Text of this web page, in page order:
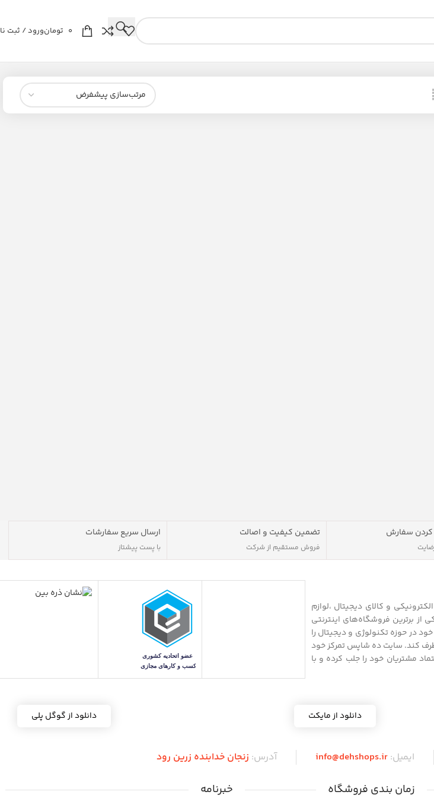
0 تومانورود / ثبت
کردن سفارش تضمین کیفیت و اصالت
فروش مستقیم از شرکت
ارسال سریع سفارشات
با پست پیشتاز
و کالای دیجیتال ،لوازم
برترین فروشگاه‌های اینترنتی
در حوزه تکنولوژی و دیجیتال را
کند. سایت ده شاپس تمرکز خود
مشتریان خود را جلب کرده و با
دانلود از مایکت دانلود از گوگل پلی
ایمیل:info@dehshops.ir آدرس: زنجان خدابنده زرین رود
زمان بندی فروشگاه خبرنامه